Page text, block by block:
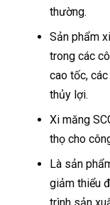
thường.
Sản phẩm
trong các
cao tốc,
thủy lợi.
Xi măng
thọ cho
Là sản
giảm thiểu
trình sản